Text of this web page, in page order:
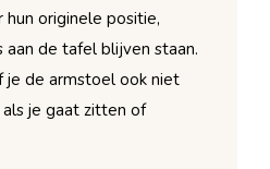
originele positie,
de tafel blijven staan.
je de armstoel ook niet
je gaat zitten of